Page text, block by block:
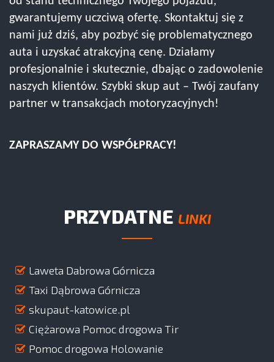
gwarantujemy uczciwą ofertę. Skontaktuj się z
nami już dziś, aby pozbyć się problematycznego
auta i uzyskać atrakcyjną cenę. Działamy
profesjonalnie i skutecznie, dbając o zadowolenie
naszych klientów. Szybki skup aut – Twój zaufany
partner w transakcjach motoryzacyjnych!
ZAPRASZAMY DO WSPÓŁPRACY!
PRZYDATNE LINKI
Laweta Dabrowa Górnicza
Taxi Dąbrowa Górnicza
skupaut-katowice.pl
Ciężarowa Pomoc drogowa Tir
Pomoc drogowa Holowanie